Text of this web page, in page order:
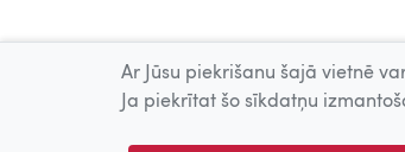
Ar Jūsu piekrišanu šajā vietnē
Ja piekrītat šo sīkdatņu